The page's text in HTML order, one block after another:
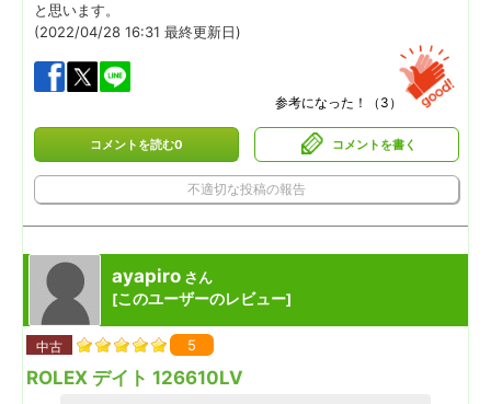
と思います。
(2022/04/28 16:31 最終更新日)
参考になった！（ 3 ）
コメントを読む0 コメントを書く
不適切な投稿の報告
ayapiro さん
[このユーザーのレビュー]
中古 5
ROLEX デイト 126610LV